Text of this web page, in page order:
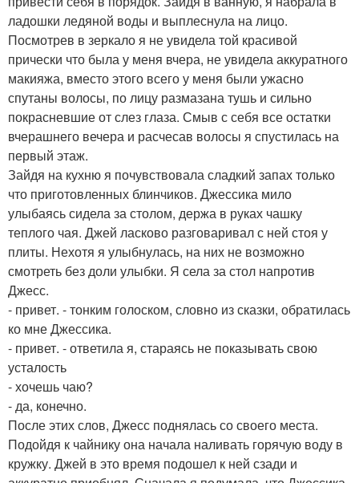
ладошки ледяной воды и выплеснула на лицо.
Посмотрев в зеркало я не увидела той красивой
прически что была у меня вчера, не увидела аккуратного
макияжа, вместо этого всего у меня были ужасно
спутаны волосы, по лицу размазана тушь и сильно
покрасневшие от слез глаза. Смыв с себя все остатки
вчерашнего вечера и расчесав волосы я спустилась на
первый этаж.
Зайдя на кухню я почувствовала сладкий запах только
что приготовленных блинчиков. Джессика мило
улыбаясь сидела за столом, держа в руках чашку
теплого чая. Джей ласково разговаривал с ней стоя у
плиты. Нехотя я улыбнулась, на них не возможно
смотреть без доли улыбки. Я села за стол напротив
Джесс.
- привет. - тонким голоском, словно из сказки, обратилась
ко мне Джессика.
- привет. - ответила я, стараясь не показывать свою
усталость
- хочешь чаю?
- да, конечно.
После этих слов, Джесс поднялась со своего места.
Подойдя к чайнику она начала наливать горячую воду в
кружку. Джей в это время подошел к ней сзади и